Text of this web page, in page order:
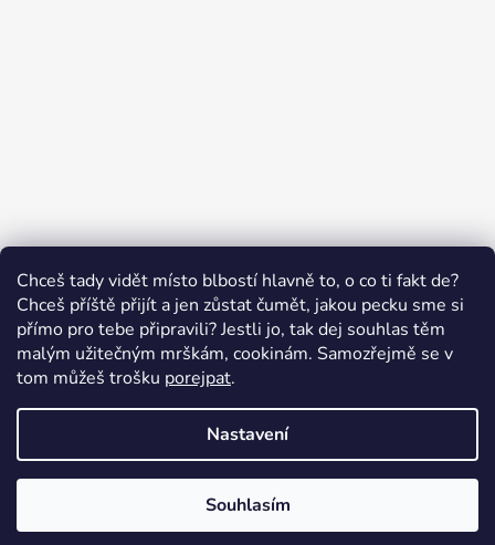
Chceš tady vidět místo blbostí hlavně to, o co ti fakt de?
Chceš příště přijít a jen zůstat čumět, jakou pecku sme si
přímo pro tebe připravili? Jestli jo, tak dej souhlas těm
malým užitečným mrškám, cookinám. Samozřejmě se v
tom můžeš trošku porejpat.
Nastavení
Souhlasím
Swissten.eu Česnekový ráj
Vytvořil Shoptet
Copyright 2026Appletop.cz - mobilní příslušenství.
Všechna práva vyhrazena.